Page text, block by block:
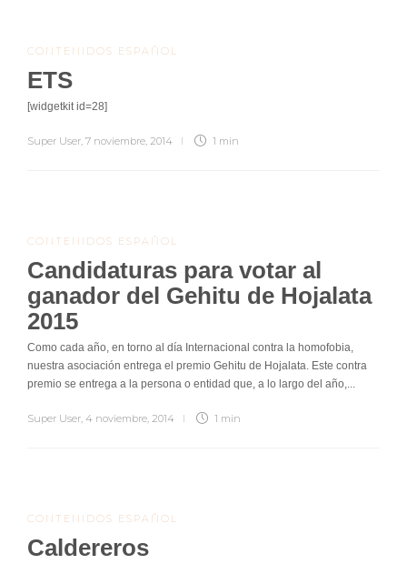
CONTENIDOS ESPAÑOL
ETS
[widgetkit id=28]
Super User, 7 noviembre, 2014 1 min
CONTENIDOS ESPAÑOL
Candidaturas para votar al
ganador del Gehitu de Hojalata
2015
Como cada año, en torno al día Internacional contra la homofobia,
nuestra asociación entrega el premio Gehitu de Hojalata. Este contra
premio se entrega a la persona o entidad que, a lo largo del año,...
Super User, 4 noviembre, 2014 1 min
CONTENIDOS ESPAÑOL
Caldereros